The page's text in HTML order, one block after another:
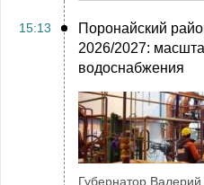
15:13
Поронайский
2026/2027:
водоснабжения
Губернатор